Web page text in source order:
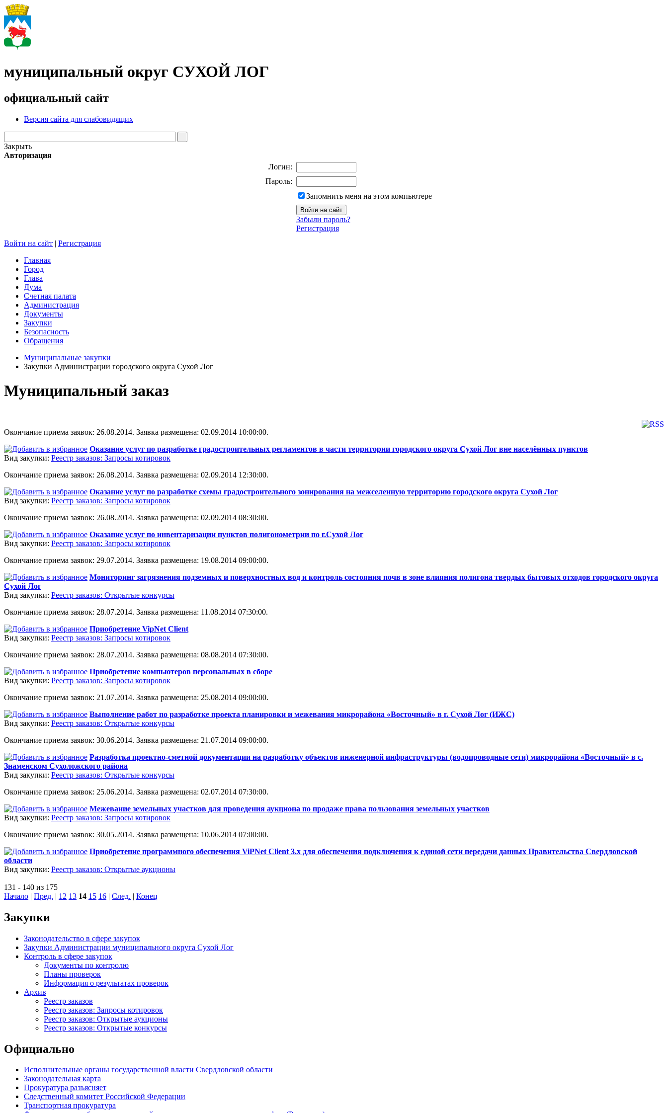
муниципальный округ СУХОЙ ЛОГ
официальный сайт
Версия сайта для слабовидящих
Закрыть
Авторизация
Логин:
Пароль:
Запомнить меня на этом компьютере
Забыли пароль?
Регистрация
Войти на сайт | Регистрация
Главная
Город
Глава
Дума
Счетная палата
Администрация
Документы
Закупки
Безопасность
Обращения
Муниципальные закупки
Закупки Администрации городского округа Сухой Лог
Муниципальный заказ
Окончание приема заявок: 26.08.2014. Заявка размещена: 02.09.2014 10:00:00.
Оказание услуг по разработке градостроительных регламентов в части территории городского округа Сухой Лог вне населённых пунктов
Вид закупки: Реестр заказов: Запросы котировок
Окончание приема заявок: 26.08.2014. Заявка размещена: 02.09.2014 12:30:00.
Оказание услуг по разработке схемы градостроительного зонирования на межселенную территорию городского округа Сухой Лог
Вид закупки: Реестр заказов: Запросы котировок
Окончание приема заявок: 26.08.2014. Заявка размещена: 02.09.2014 08:30:00.
Оказание услуг по инвентаризации пунктов полигонометрии по г.Сухой Лог
Вид закупки: Реестр заказов: Запросы котировок
Окончание приема заявок: 29.07.2014. Заявка размещена: 19.08.2014 09:00:00.
Мониторинг загрязнения подземных и поверхностных вод и контроль состояния почв в зоне влияния полигона твердых бытовых отходов городского округа
Сухой Лог
Вид закупки: Реестр заказов: Открытые конкурсы
Окончание приема заявок: 28.07.2014. Заявка размещена: 11.08.2014 07:30:00.
Приобретение VipNet Client
Вид закупки: Реестр заказов: Запросы котировок
Окончание приема заявок: 28.07.2014. Заявка размещена: 08.08.2014 07:30:00.
Приобретение компьютеров персональных в сборе
Вид закупки: Реестр заказов: Запросы котировок
Окончание приема заявок: 21.07.2014. Заявка размещена: 25.08.2014 09:00:00.
Выполнение работ по разработке проекта планировки и межевания микрорайона «Восточный» в г. Сухой Лог (ИЖС)
Вид закупки: Реестр заказов: Открытые конкурсы
Окончание приема заявок: 30.06.2014. Заявка размещена: 21.07.2014 09:00:00.
Разработка проектно-сметной документации на разработку объектов инженерной инфраструктуры (водопроводные сети) микрорайона «Восточный» в с.
Знаменском Сухоложского района
Вид закупки: Реестр заказов: Открытые конкурсы
Окончание приема заявок: 25.06.2014. Заявка размещена: 02.07.2014 07:30:00.
Межевание земельных участков для проведения аукциона по продаже права пользования земельных участков
Вид закупки: Реестр заказов: Запросы котировок
Окончание приема заявок: 30.05.2014. Заявка размещена: 10.06.2014 07:00:00.
Приобретение программного обеспечения ViPNet Client 3.x для обеспечения подключения к единой сети передачи данных Правительства Свердловской
области
Вид закупки: Реестр заказов: Открытые аукционы
131 - 140 из 175
Начало | Пред. | 12 13 14 15 16 | След. | Конец
Закупки
Законодательство в сфере закупок
Закупки Администрации муниципального округа Сухой Лог
Контроль в сфере закупок
Документы по контролю
Планы проверок
Информация о результатах проверок
Архив
Реестр заказов
Реестр заказов: Запросы котировок
Реестр заказов: Открытые аукционы
Реестр заказов: Открытые конкурсы
Официально
Исполнительные органы государственной власти Свердловской области
Законодательная карта
Прокуратура разъясняет
Следственный комитет Российской Федерации
Транспортная прокуратура